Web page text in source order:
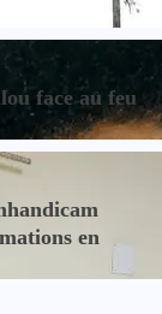
face au feu
en